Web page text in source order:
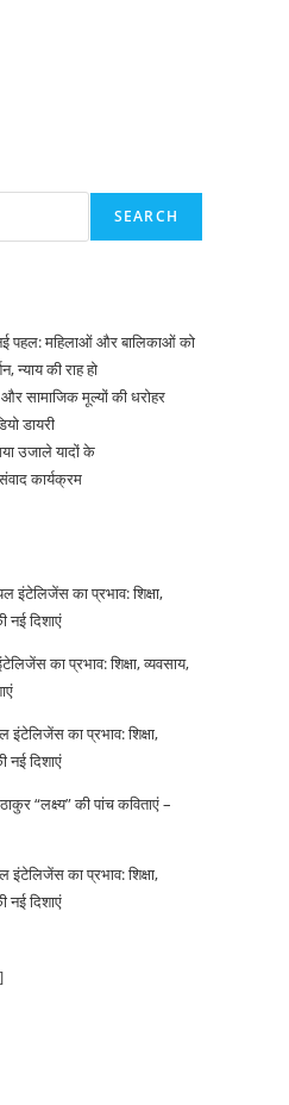
SEARCH
पहल: महिलाओं और बालिकाओं को
न्याय की राह हो
सामाजिक मूल्यों की धरोहर
डायरी
उजाले यादों के
कार्यक्रम
इंटेलिजेंस का प्रभाव: शिक्षा,
नई दिशाएं
का प्रभाव: शिक्षा, व्यवसाय,
इंटेलिजेंस का प्रभाव: शिक्षा,
नई दिशाएं
“लक्ष्य” की पांच कविताएं –
इंटेलिजेंस का प्रभाव: शिक्षा,
नई दिशाएं